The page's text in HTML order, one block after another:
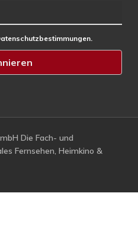
Die Fach- und
Fernsehen, Heimkino &